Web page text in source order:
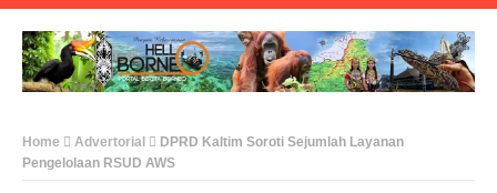
Home Advertorial
DPRD Kaltim Soroti Sejumlah Layanan
Pengelolaan RSUD AWS